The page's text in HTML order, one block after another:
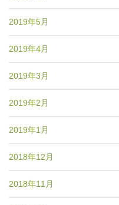
2019年5月
2019年4月
2019年3月
2019年2月
2019年1月
2018年12月
2018年11月